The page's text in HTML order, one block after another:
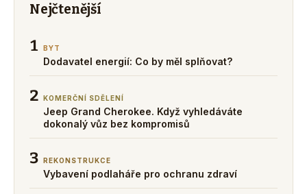
Nejčtenější
1 BYT
Dodavatel energií: Co by měl splňovat?
2 KOMERČNÍ SDĚLENÍ
Jeep Grand Cherokee. Když vyhledáváte
dokonalý vůz bez kompromisů
3 REKONSTRUKCE
Vybavení podlaháře pro ochranu zdraví